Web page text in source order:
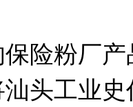
险粉厂
头工业